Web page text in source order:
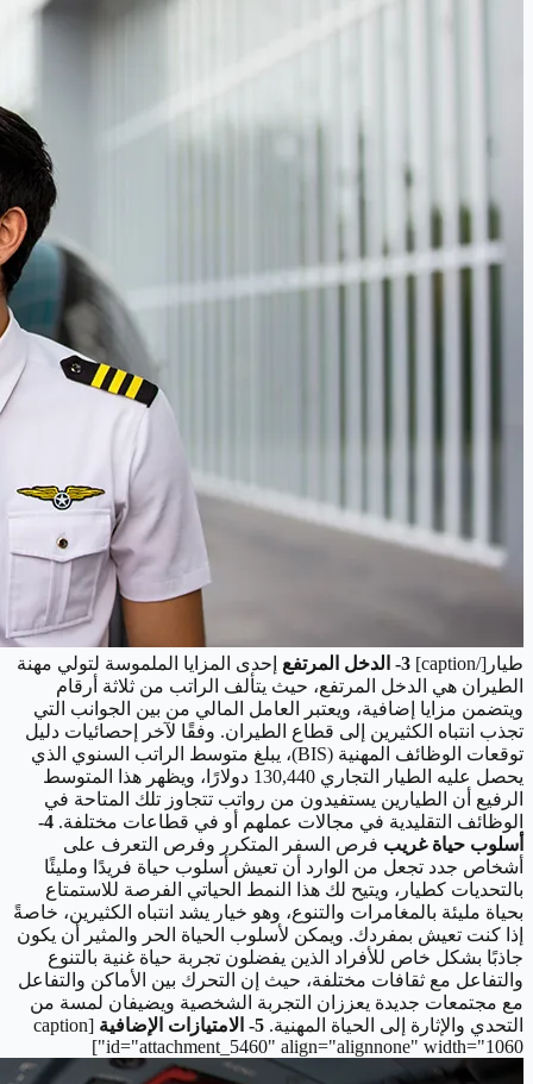
طيار[/caption] 3- الدخل المرتفع
إحدى المزايا الملموسة لتولي مهنة
الطيران هي الدخل المرتفع، حيث يتألف الراتب من ثلاثة أرقام
ويتضمن مزايا إضافية، ويعتبر العامل المالي من بين الجوانب التي
تجذب انتباه الكثيرين إلى قطاع الطيران. وفقًا لآخر إحصائيات دليل
توقعات الوظائف المهنية (BIS)، يبلغ متوسط الراتب السنوي الذي
يحصل عليه الطيار التجاري 130,440 دولارًا، ويظهر هذا المتوسط
الرفيع أن الطيارين يستفيدون من رواتب تتجاوز تلك المتاحة في
الوظائف التقليدية في مجالات عملهم أو في قطاعات مختلفة.
4-
أسلوب حياة غريب فرص السفر المتكرر وفرص التعرف على
أشخاص جدد تجعل من الوارد أن تعيش أسلوب حياة فريدًا ومليئًا
بالتحديات كطيار، ويتيح لك هذا النمط الحياتي الفرصة للاستمتاع
بحياة مليئة بالمغامرات والتنوع، وهو خيار يشد انتباه الكثيرين، خاصةً
إذا كنت تعيش بمفردك. ويمكن لأسلوب الحياة الحر والمثير أن يكون
جاذبًا بشكل خاص للأفراد الذين يفضلون تجربة حياة غنية بالتنوع
والتفاعل مع ثقافات مختلفة، حيث إن التحرك بين الأماكن والتفاعل
مع مجتمعات جديدة يعززان التجربة الشخصية ويضيفان لمسة من
التحدي والإثارة إلى الحياة المهنية. 5- الامتيازات الإضافية
[caption
id="attachment_5460" align="alignnone" width="1060"]